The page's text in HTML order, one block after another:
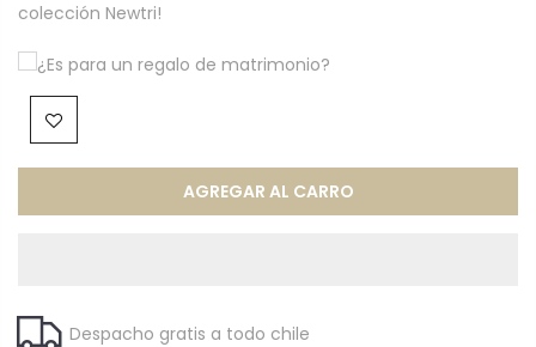
colección Newtri!
¿Es para un regalo de matrimonio?
AGREGAR AL CARRO
Despacho gratis a todo chile